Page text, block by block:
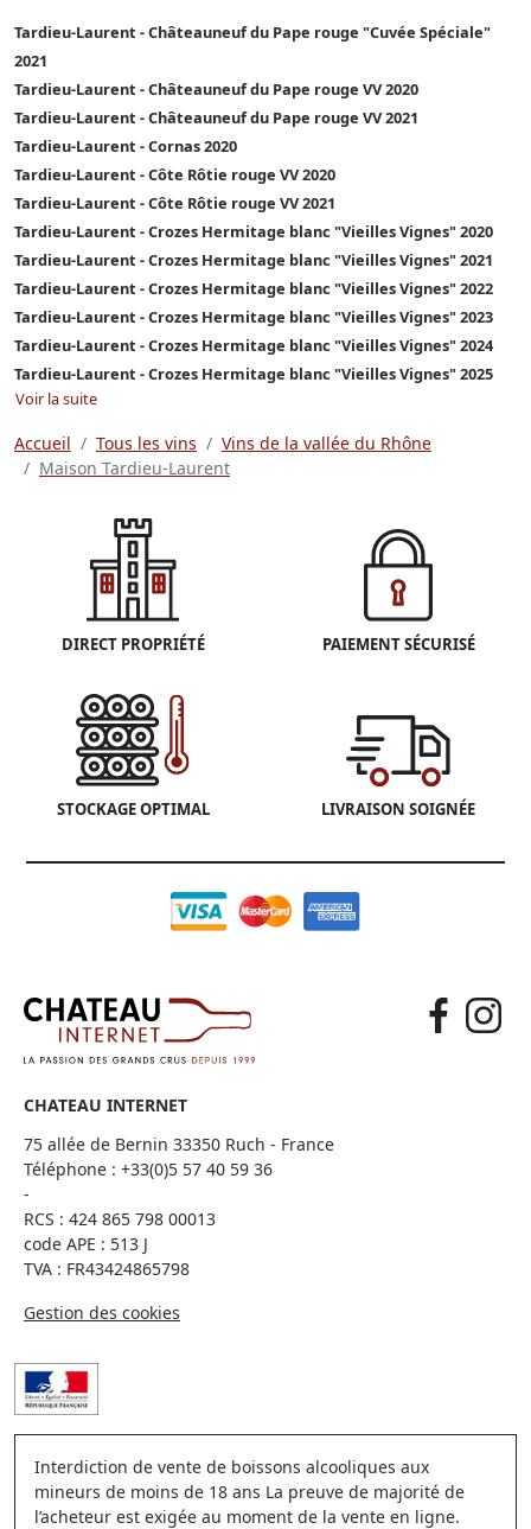
Tardieu-Laurent - Châteauneuf du Pape rouge "Cuvée Spéciale"
2021
Tardieu-Laurent - Châteauneuf du Pape rouge VV 2020
Tardieu-Laurent - Châteauneuf du Pape rouge VV 2021
Tardieu-Laurent - Cornas 2020
Tardieu-Laurent - Côte Rôtie rouge VV 2020
Tardieu-Laurent - Côte Rôtie rouge VV 2021
Tardieu-Laurent - Crozes Hermitage blanc "Vieilles Vignes" 2020
Tardieu-Laurent - Crozes Hermitage blanc "Vieilles Vignes" 2021
Tardieu-Laurent - Crozes Hermitage blanc "Vieilles Vignes" 2022
Tardieu-Laurent - Crozes Hermitage blanc "Vieilles Vignes" 2023
Tardieu-Laurent - Crozes Hermitage blanc "Vieilles Vignes" 2024
Tardieu-Laurent - Crozes Hermitage blanc "Vieilles Vignes" 2025
Voir la suite
Accueil Tous les vins
Vins de la vallée du Rhône
Maison Tardieu-Laurent
DIRECT PROPRIÉTÉ PAIEMENT SÉCURISÉ
STOCKAGE OPTIMAL LIVRAISON SOIGNÉE
CHATEAU INTERNET
75 allée de Bernin 33350 Ruch - France
Téléphone : +33(0)5 57 40 59 36
-
RCS : 424 865 798 00013
code APE : 513 J
TVA : FR43424865798
Gestion des cookies
Interdiction de vente de boissons alcooliques aux
mineurs de moins de 18 ans La preuve de majorité de
l’acheteur est exigée au moment de la vente en ligne.